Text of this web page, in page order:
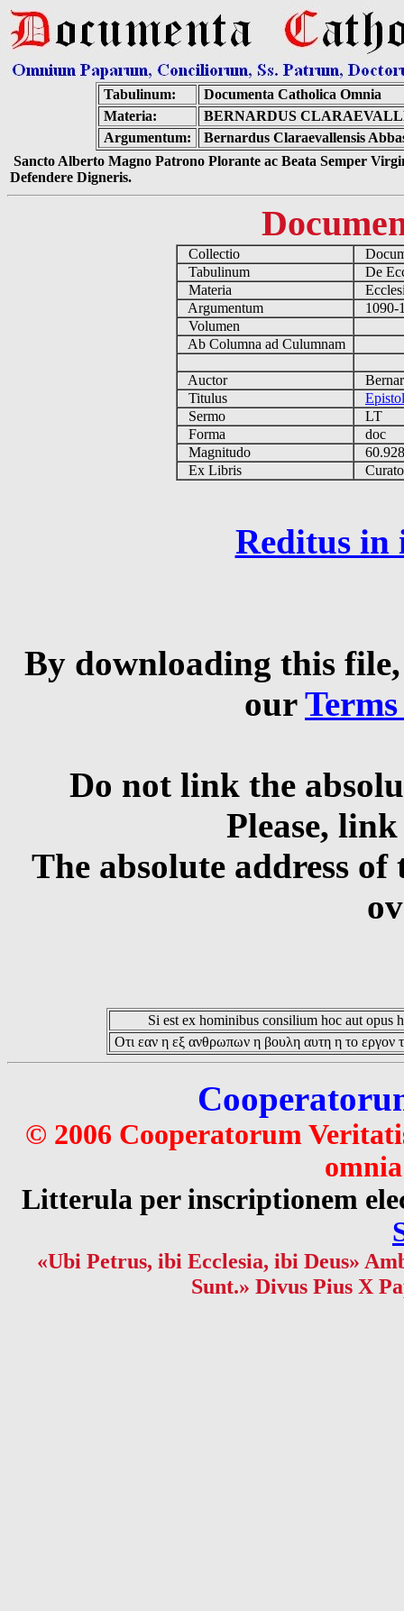
Tabulinum:
Documenta Catholica Omnia
Materia:
BERNARDUS
Argumentum:
Bernardus Claraevallensis
Sancto Alberto Magno Patrono Plorante ac Beata Semper
Defendere Digneris.
Collectio
Tabulinum
De
Materia
Argumentum
1090-
Volumen
Ab Columna ad Culumnam
Auctor
Titulus
Sermo
LT
Forma
doc
Magnitudo
Ex Libris
Reditus in
By downloading this
our
Do not link the
Please,
The absolute address
Si est ex hominibus consilium hoc aut opus
Οτι εαν η εξ ανθρωπων η βουλη αυτη η το εργον
© 2006 Cooperatorum
Litterula per inscriptionem
«Ubi Petrus, ibi Ecclesia, ibi Deus»
Sunt.» Divus Pius X